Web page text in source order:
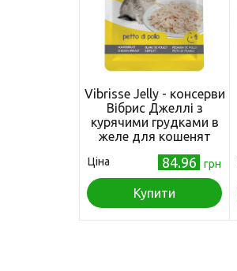
Vibrisse Jelly - консерви
Вібрис Джеллі з
курячими грудками в
желе для кошенят
Ціна 84.96 грн
Купити